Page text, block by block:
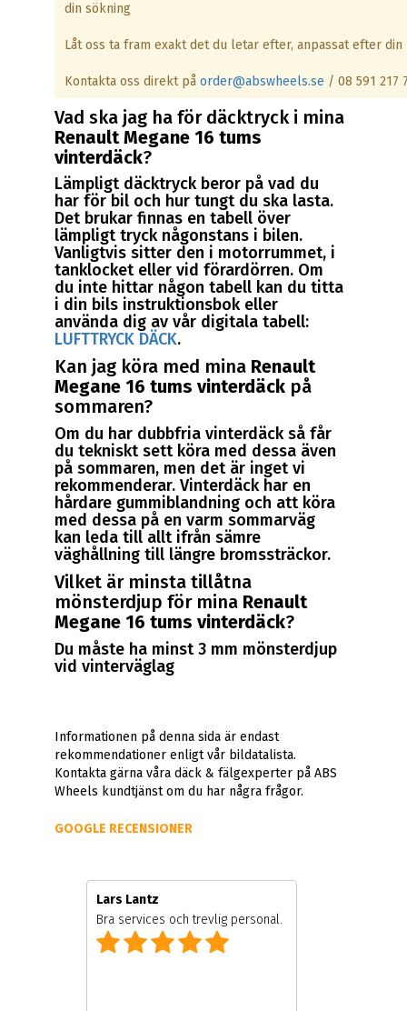
din sökning
Låt oss ta fram exakt det du letar efter, anpassat efter din
Kontakta oss direkt på order@abswheels.se / 08 591 217
Vad ska jag ha för däcktryck i mina
Renault Megane 16 tums
vinterdäck?
Lämpligt däcktryck beror på vad du
har för bil och hur tungt du ska lasta.
Det brukar finnas en tabell över
lämpligt tryck någonstans i bilen.
Vanligtvis sitter den i motorrummet, i
tanklocket eller vid förardörren. Om
du inte hittar någon tabell kan du titta
i din bils instruktionsbok eller
använda dig av vår digitala tabell:
LUFTTRYCK DÄCK.
Kan jag köra med mina Renault
Megane 16 tums vinterdäckpå
sommaren?
Om du har dubbfria vinterdäck så får
du tekniskt sett köra med dessa även
på sommaren, men det är inget vi
rekommenderar. Vinterdäck har en
hårdare gummiblandning och att köra
med dessa på en varm sommarväg
kan leda till allt ifrån sämre
väghållning till längre bromssträckor.
Vilket är minsta tillåtna
mönsterdjup för mina Renault
Megane 16 tums vinterdäck?
Du måste ha minst 3 mm mönsterdjup
vid vinterväglag
Informationen på denna sida är endast
rekommendationer enligt vår bildatalista.
Kontakta gärna våra däck & fälgexperter på ABS
Wheels kundtjänst om du har några frågor.
GOOGLE RECENSIONER
Lars Lantz
Bra services och trevlig personal.